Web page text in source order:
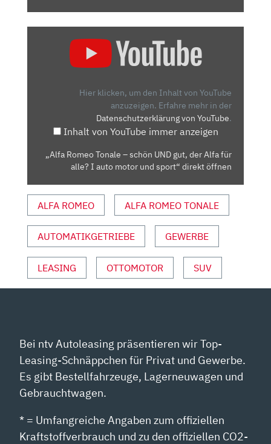
I
AUTO
UND
SPORT“
VON
YOUTUBE
Hier klicken, um den Inhalt von YouTube
anzuzeigen. Erfahre mehr in der
Datenschutzerklärung von YouTube.
Inhalt von YouTube immer anzeigen
„Alfa Romeo Tonale – schön UND gut, der Alfa für
alle? I auto motor und sport“ direkt öffnen
ALFA ROMEO ALFA ROMEO TONALE
AUTOMATIKGETRIEBE GEWERBE
LEASING OTTOMOTOR SUV
Bei ntv Autoleasing präsentieren wir Top-
Leasing-Schnäppchen für Privat und Gewerbe.
Es gibt Bestellfahrzeuge, Lagerneuwagen und
Gebrauchtwagen.
* = Umfangreiche Angaben zum offiziellen
Kraftstoffverbrauch und zu den offiziellen CO2-